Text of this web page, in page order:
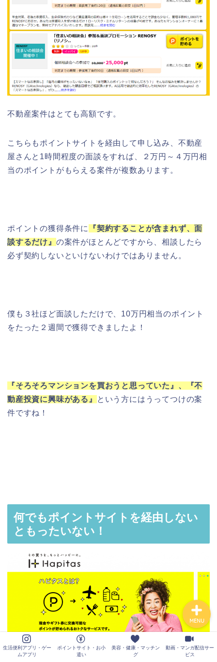
不動産案件はとても高額です。
こちらもポイントサイトを経由して申し込み、不動産
屋さんと1時間程度の面談をすれば、２万円～４万円相
当のポイントがもらえる案件が複数あります。
ポイントの獲得条件に
『契約することが含まれず、面
談するだけ』 の案件がほとんどですから、相談したら
必ず契約しないといけないわけではありません。
僕も３社ほど面談しただけで、10万円相当のポイント
をたった２週間で獲得できましたよ！
『そろそろマンションを買おうと思っていた』、『不
動産投資に興味がある』
という方にはうってつけの案
件ですね！
何でもポイントサイトを経由しない
ともったいない！
生活便利アプリ・ゲー
ムアプリ
ポイントサイト・お小
遣い
美容・健康・マッチン
グ
動画・マンガ配信サー
ビス
MENU
美容・健康・マッチング
動画・マンガ配信サービ